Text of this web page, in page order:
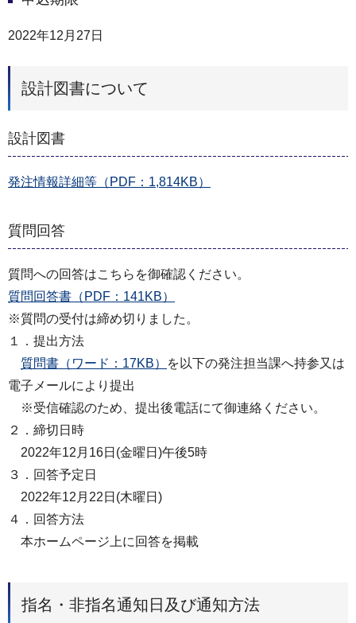
2022年12月27日
設計図書について
設計図書
発注情報詳細等（PDF：1,814KB）
質問回答
質問への回答はこちらを御確認ください。
質問回答書（PDF：141KB）
※質問の受付は締め切りました。
１．提出方法
質問書（ワード：17KB）
を以下の発注担当課へ持参又は
電子メールにより提出
※受信確認のため、提出後電話にて御連絡ください。
２．締切日時
2022年12月16日(金曜日)午後5時
３．回答予定日
2022年12月22日(木曜日)
４．回答方法
本ホームページ上に回答を掲載
指名・非指名通知日及び通知方法